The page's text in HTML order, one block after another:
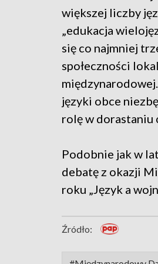
większej liczby
„edukacja
się co najmniej
społeczności
języki obce
rolę w dorastaniu
Podobnie jak w
debatę z okazji
roku „Język a
Źródło: